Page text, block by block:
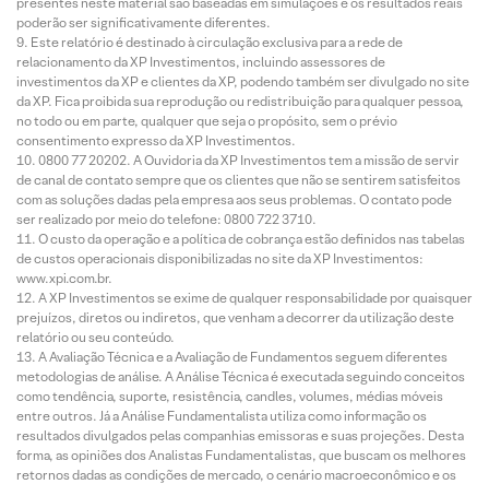
poderão ser significativamente diferentes.
Este relatório é destinado à circulação exclusiva para a rede de
relacionamento da XP Investimentos, incluindo assessores de
investimentos da XP e clientes da XP, podendo também ser divulgado no site
da XP. Fica proibida sua reprodução ou redistribuição para qualquer pessoa,
no todo ou em parte, qualquer que seja o propósito, sem o prévio
consentimento expresso da XP Investimentos.
0800 77 20202. A Ouvidoria da XP Investimentos tem a missão de servir
de canal de contato sempre que os clientes que não se sentirem satisfeitos
com as soluções dadas pela empresa aos seus problemas. O contato pode
ser realizado por meio do telefone: 0800 722 3710.
O custo da operação e a política de cobrança estão definidos nas tabelas
de custos operacionais disponibilizadas no site da XP Investimentos:
www.xpi.com.br.
A XP Investimentos se exime de qualquer responsabilidade por quaisquer
prejuízos, diretos ou indiretos, que venham a decorrer da utilização deste
relatório ou seu conteúdo.
A Avaliação Técnica e a Avaliação de Fundamentos seguem diferentes
metodologias de análise. A Análise Técnica é executada seguindo conceitos
como tendência, suporte, resistência, candles, volumes, médias móveis
entre outros. Já a Análise Fundamentalista utiliza como informação os
resultados divulgados pelas companhias emissoras e suas projeções. Desta
forma, as opiniões dos Analistas Fundamentalistas, que buscam os melhores
retornos dadas as condições de mercado, o cenário macroeconômico e os